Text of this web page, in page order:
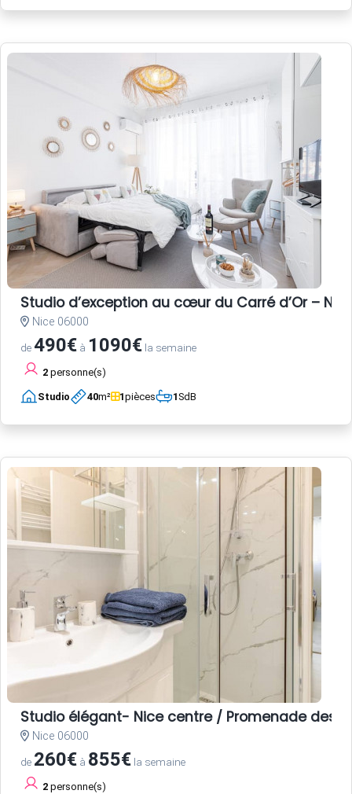
Studio d’exception au cœur du Carré d’Or –
Nice 06000
de490€ à 1090€ la semaine
2 personne(s)
Studio 40m² 1pièces 1SdB
Studio élégant- Nice centre / Promenade des
Nice 06000
de 260€ à 855€ la semaine
2 personne(s)